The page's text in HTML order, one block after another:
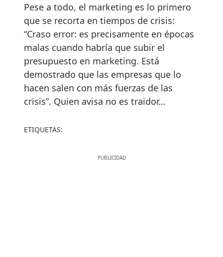
Pese a todo, el marketing es lo primero
que se recorta en tiempos de crisis:
“Craso error: es precisamente en épocas
malas cuando habría que subir el
presupuesto en marketing. Está
demostrado que las empresas que lo
hacen salen con más fuerzas de las
crisis”. Quien avisa no es traidor…
ETIQUETAS: